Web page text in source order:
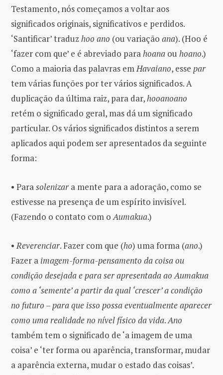
Testamento, nós começamos a voltar aos
significados originais, significativos e perdidos.
‘Santificar’ traduz hoo ano (ou variação ana). (Hoo é
‘fazer com que’ e é abreviado parahoana ou hoano.)
Como a maioria das palavras emHavaiano, esse par
tem várias funções por ter vários significados. A
duplicação da última raiz, para dar,hooanoano
retém o significado geral, mas dá um significado
particular. Os vários significados distintos a serem
aplicados aqui podem ser apresentados da seguinte
forma:
• Parasolenizar a mente para a adoração, como se
estivesse na presença de um espírito invisível.
(Fazendo o contato com oAumakua.)
•Reverenciar. Fazer com que (ho) uma forma (ano.)
Fazer a imagem-forma-pensamento da coisa ou
condição desejadae para ser apresentada ao Aumakua
como a ‘semente’ a partir da qual ‘crescer’ a condição
no futuro –para que isso possa eventualmente aparecer
como uma realidade no nível físico da vida.Ano
também tem o significado de ‘a imagem de uma
coisa’ e ‘ter forma ou aparência, transformar, mudar
a aparência externa, mudar o estado das coisas’.